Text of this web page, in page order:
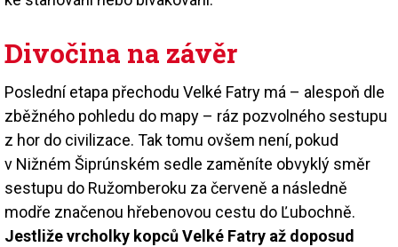
Divočina na závěr
Poslední etapa přechodu Velké Fatry má – alespoň dle
zběžného pohledu do mapy – ráz pozvolného sestupu
z hor do civilizace. Tak tomu ovšem není, pokud
v Nižném Šiprúnském sedle zaměníte obvyklý směr
sestupu do Ružomberoku za červeně a následně
modře značenou hřebenovou cestu do Ľubochně.
Jestliže vrcholky kopců Velké Fatry až doposud